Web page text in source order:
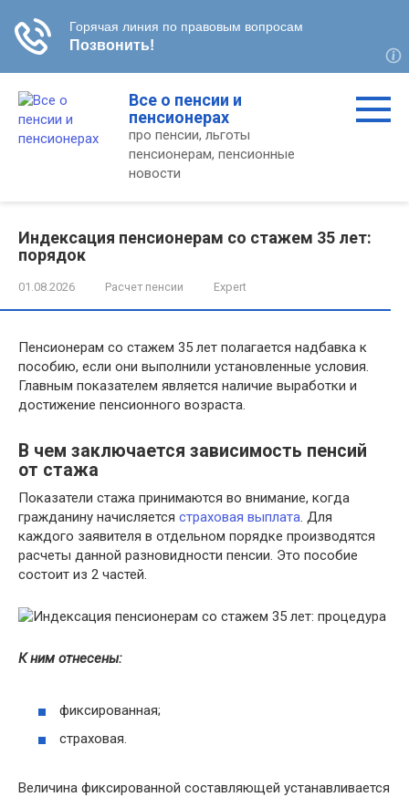
контенту
Все о пенсии и
пенсионерах
про пенсии, льготы
пенсионерам, пенсионные
новости
Индексация пенсионерам со стажем 35 лет:
порядок
01.08.2026 Расчет пенсии Expert
Пенсионерам со стажем 35 лет полагается надбавка к
пособию, если они выполнили установленные условия.
Главным показателем является наличие выработки и
достижение пенсионного возраста.
В чем заключается зависимость пенсий
от стажа
Показатели стажа принимаются во внимание, когда
гражданину начисляется страховая выплата. Для
каждого заявителя в отдельном порядке производятся
расчеты данной разновидности пенсии. Это пособие
состоит из 2 частей.
К ним отнесены:
фиксированная;
страховая.
Величина фиксированной составляющей устанавливается